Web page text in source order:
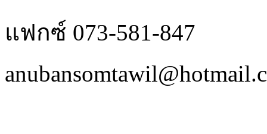
แฟกซ์ 073-581-847